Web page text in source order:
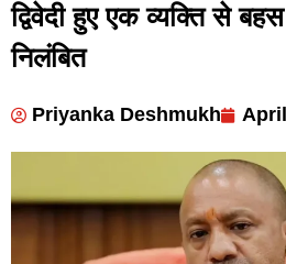
द्विवेदी हुए एक व्यक्ति से
निलंबित
Priyanka Deshmukh